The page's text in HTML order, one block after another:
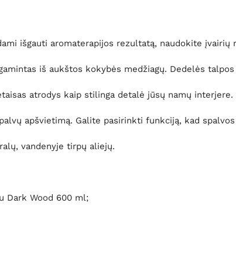
išgauti aromaterapijos rezultatą, naudokite įvairių
iš aukštos kokybės medžiagų. Dedelės
atrodys kaip stilinga detalė jūsų namų interjere.
apšvietimą. Galite pasirinkti funkciją, kad
vandenyje tirpų aliejų.
Dark Wood 600 ml;